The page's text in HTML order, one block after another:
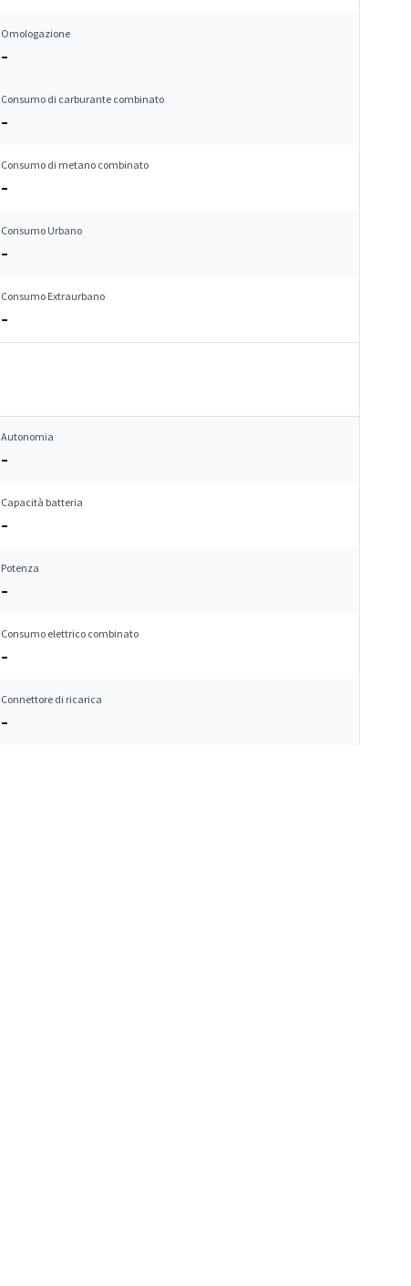
Omologazione
–
Consumo di carburante combinato
–
Consumo di metano combinato
–
Consumo Urbano
–
Consumo Extraurbano
–
Autonomia
–
Capacità batteria
–
Potenza
–
Consumo elettrico combinato
–
Connettore di ricarica
–